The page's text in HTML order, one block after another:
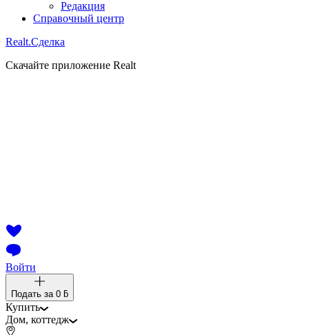
Редакция
Справочный центр
Realt.Сделка
Скачайте приложение Realt
Войти
Подать за 0 ƃ
Купить
Дом, коттедж